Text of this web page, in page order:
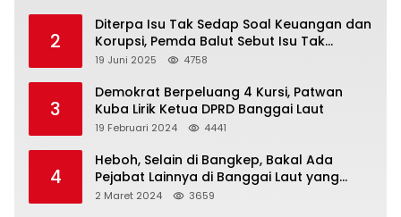
2
Diterpa Isu Tak Sedap Soal Keuangan dan
Korupsi, Pemda Balut Sebut Isu Tak
Berdasar
19 Juni 2025 4758
3
Demokrat Berpeluang 4 Kursi, Patwan
Kuba Lirik Ketua DPRD Banggai Laut
19 Februari 2024 4441
4
Heboh, Selain di Bangkep, Bakal Ada
Pejabat Lainnya di Banggai Laut yang
Bakal di Ciduk, Bagini Kata Kapolres!
2 Maret 2024 3659